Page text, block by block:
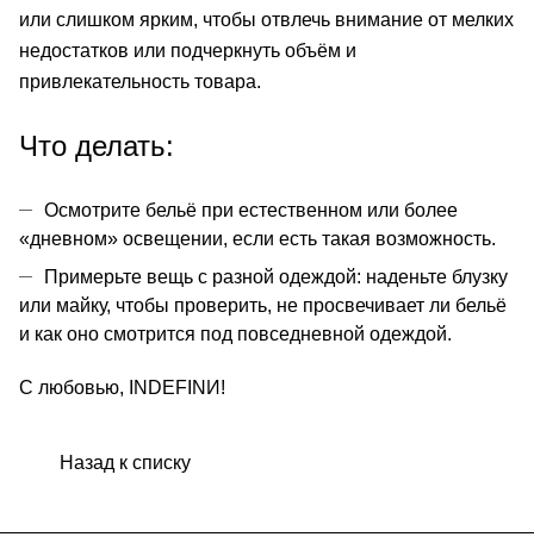
или слишком ярким, чтобы отвлечь внимание от мелких
недостатков или подчеркнуть объём и
привлекательность товара.
Что делать:
Осмотрите бельё при естественном или более
«дневном» освещении, если есть такая возможность.
Примерьте вещь с разной одеждой: наденьте блузку
или майку, чтобы проверить, не просвечивает ли бельё
и как оно смотрится под повседневной одеждой.
С любовью, INDEFINИ!
Назад к списку